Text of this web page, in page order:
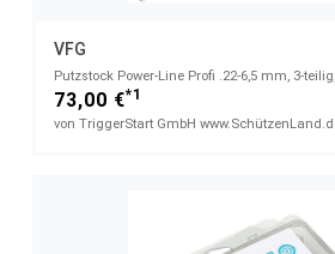
VFG
Putzstock Power-Line Profi .22-6,5 mm, 3-
73,00 €*1
von TriggerStart GmbH